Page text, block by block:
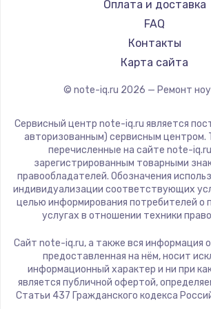
Ремонт ноутбуков
Philips
LG
Panasonic
ZTE
Hiper
Evga
Google
Echips
Predator
iru
Machenike
Оплата и доставка
FAQ
Контакты
Карта сайта
© note-iq.ru 2026 — Ремонт
Сервисный центр note-iq.ru является
авторизованным) сервисным центром.
перечисленные на сайте note-
зарегистрированным товарными
правообладателей. Обозначения
индивидуализации соответствующих
целью информирования потребителей о
услугах в отношении техники
Сайт note-iq.ru, а также вся информация
предоставленная на нём, носит
информационный характер и ни при
является публичной офертой,
Статьи 437 Гражданского кодекса